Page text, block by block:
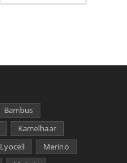
Bambus
Kamelhaar
Lyocell
Merino